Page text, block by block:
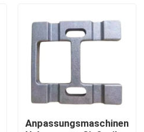
Anpassungsmaschinen